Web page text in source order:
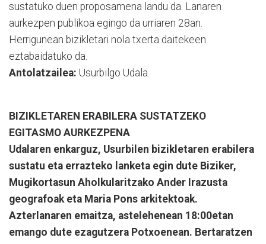
sustatuko duen proposamena landu da. Lanaren
aurkezpen publikoa egingo da urriaren 28an.
Herrigunean bizikletari nola txerta daitekeen
eztabaidatuko da.
Antolatzailea: Usurbilgo Udala.
BIZIKLETAREN ERABILERA SUSTATZEKO
EGITASMO AURKEZPENA
Udalaren enkarguz, Usurbilen bizikletaren erabilera
sustatu eta errazteko lanketa egin dute Biziker,
Mugikortasun Aholkularitzako Ander Irazusta
geografoak eta Maria Pons arkitektoak.
Azterlanaren emaitza, astelehenean 18:00etan
emango dute ezagutzera Potxoenean. Bertaratzen